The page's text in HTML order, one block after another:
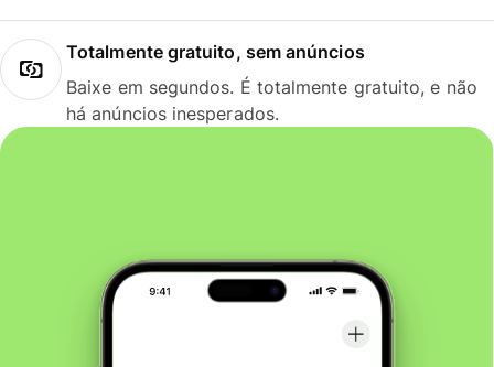
Totalmente gratuito, sem anúncios
Baixe em segundos. É totalmente gratuito, e não
há anúncios inesperados.